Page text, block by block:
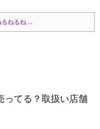
るねるね ...
ってる？取扱い店舗